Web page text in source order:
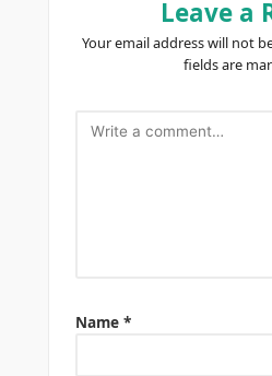
Leave a
Your email address will not
fields are
Name *